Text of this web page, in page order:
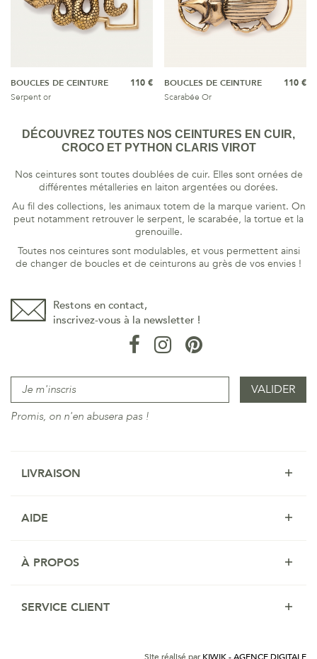
BOUCLES DE CEINTURE
Serpent or
110 €
BOUCLES DE CEINTURE
Scarabée Or
110 €
DÉCOUVREZ TOUTES NOS CEINTURES EN CUIR,
CROCO ET PYTHON CLARIS VIROT
Nos ceintures sont toutes doublées de cuir. Elles sont ornées de
différentes métalleries en laiton argentées ou dorées.
Au fil des collections, les animaux totem de la marque varient. On
peut notamment retrouver le serpent, le scarabée, la tortue et la
grenouille.
Toutes nos ceintures sont modulables, et vous permettent ainsi
de changer de boucles et de ceinturons au grès de vos envies !
Restons en contact,
inscrivez-vous à la newsletter !
Promis, on n'en abusera pas !
LIVRAISON
AIDE
À PROPOS
SERVICE CLIENT
Site réalisé par KIWIK - AGENCE DIGITALE